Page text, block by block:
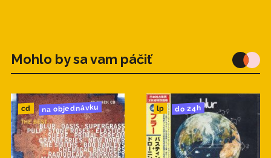
Mohlo by sa vam páčiť
cd na objednávku lp do 24h